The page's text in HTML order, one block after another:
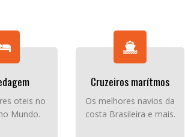
oteis no
Mundo.
Cruzeiros marítmos
Os melhores navios da
costa Brasileira e mais.